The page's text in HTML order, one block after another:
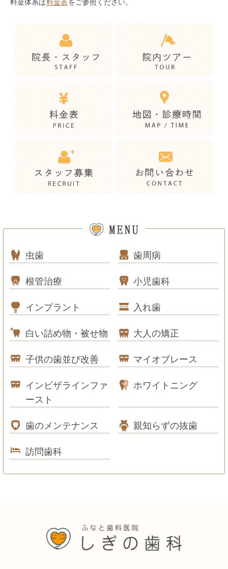
料金体系は料金表をご参照ください。
虫歯 歯周病
根管治療 小児歯科
インプラント 入れ歯
白い詰め物・被せ物 大人の矯正
子供の歯並び改善 マイオブレース
インビザラインファ
ースト
ホワイトニング
歯のメンテナンス 親知らずの抜歯
訪問歯科